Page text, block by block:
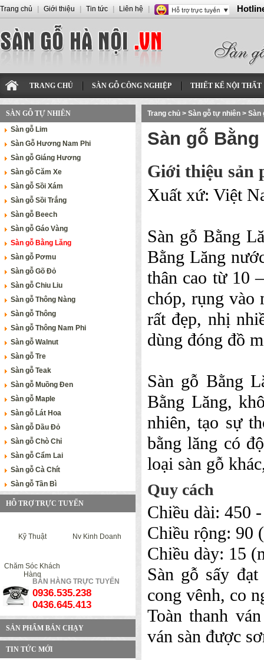
TRANG CHỦ SÀN GỖ CÔNG NGHIỆP THIẾT KẾ NỘI THẤT
SÀN GỖ TỰ NHIÊN
Sàn gỗ Lim
Sàn Gỗ Hương Nam Phi
Sàn gỗ Giáng Hương
Sàn gỗ Căm Xe
Sàn gỗ Sồi Xám
Sàn gỗ Sồi Trắng
Sàn gỗ Beech
Sàn gỗ Gáo Vàng
Sàn gỗ Bằng Lăng
Sàn gỗ Pơmu
Sàn gỗ Gõ Đỏ
Sàn gỗ Chiu Liu
Sàn gỗ Thông Nàng
Sàn gỗ Thông
Sàn gỗ Thông Nam Phi
Sàn gỗ Walnut
Sàn gỗ Tre
Sàn gỗ Teak
Sàn gỗ Muồng Đen
Sàn gỗ Maple
Sàn gỗ Lát Hoa
Sàn gỗ Dầu Đỏ
Sàn gỗ Chò Chỉ
Sàn gỗ Cẩm Lai
Sàn gỗ Cà Chít
Sàn gỗ Tần Bì
HỖ TRỢ TRỰC TUYẾN
Kỹ Thuật Nv Kinh Doanh
Chăm Sóc Khách
Hàng
BÁN HÀNG TRỰC TUYẾN
0936.535.238
0436.645.413
SẢN PHẨM BÁN CHẠY
TIN TỨC MỚI
Trang chủ > Sàn gỗ tự nhiên > Sàn
Sàn gỗ
Giới thiệu sản
Xuất xứ: Việt
Sàn gỗ Bằng
Bằng Lăng
thân cao từ 10
chóp, rụng vào
rất đẹp, nhị
dùng đóng đồ
Sàn gỗ Bằng
Bằng Lăng,
nhiên, tạo sự
bằng lăng có
loại sàn gỗ
Quy cách
Chiều dài: 450
Chiều rộng: 90
Chiều dày: 15
Sàn gỗ sấy
cong vênh, co
Toàn thanh
ván sàn được
Trang chủ Giới thiệu Tin tức Liên hệ